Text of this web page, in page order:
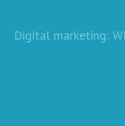
Digital marketing: